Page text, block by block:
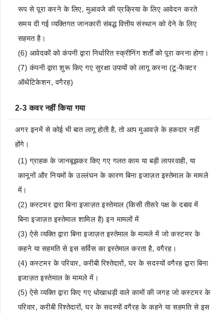
रूप से पूरा करने के लिए, मुआवजे की प्रक्रिया के लिए आवेदन करते
समय दी गई व्यक्तिगत जानकारी संबद्ध वित्तीय संस्थान को देने के लिए
सहमत है।
(6) आवेदकों को कंपनी द्वारा निर्धारित स्क्रीनिंग शर्तों को पूरा करना होगा।
(7) कंपनी द्वारा शुरू किए गए सुरक्षा उपायों को लागू करना (टू-फैक्टर
ऑथेंटिकेशन, वगैरह)
2-3 कवर नहीं किया गया
अगर इनमें से कोई भी बात लागू होती है, तो आप मुआवज़े के हकदार नहीं
होंगे।
(1) ग्राहक के जानबूझकर किए गए गलत काम या बड़ी लापरवाही, या
कानूनों और नियमों के उल्लंघन के कारण बिना इजाज़त इस्तेमाल के मामले
में।
(2) कस्टमर द्वारा बिना इजाज़त इस्तेमाल (किसी तीसरे पक्ष के दबाव में
बिना इजाज़त इस्तेमाल शामिल है) इन मामलों में
(3) ऐसे व्यक्ति द्वारा बिना इजाज़त इस्तेमाल के मामले में जो कस्टमर के
कहने या सहमति से इस सर्विस का इस्तेमाल करता है, वगैरह।
(4) कस्टमर के परिवार, करीबी रिश्तेदारों, घर के सदस्यों वगैरह द्वारा बिना
इजाज़त इस्तेमाल के मामले में।
(5) ऐसे व्यक्ति द्वारा किए गए धोखाधड़ी वाले कामों की जगह जो कस्टमर के
परिवार, करीबी रिश्तेदारों, घर के सदस्यों वगैरह के कहने या सहमति से इस